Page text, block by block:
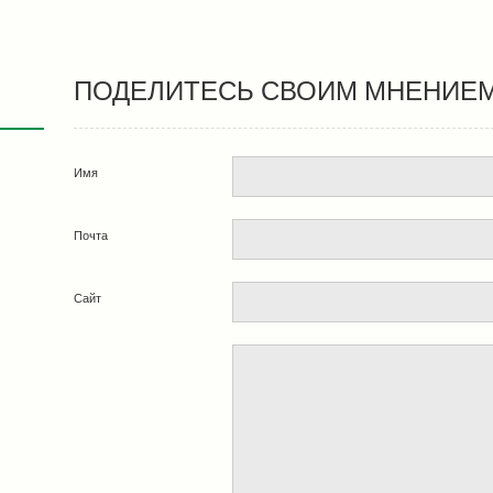
ПОДЕЛИТЕСЬ СВОИМ
Имя
Почта
Сайт